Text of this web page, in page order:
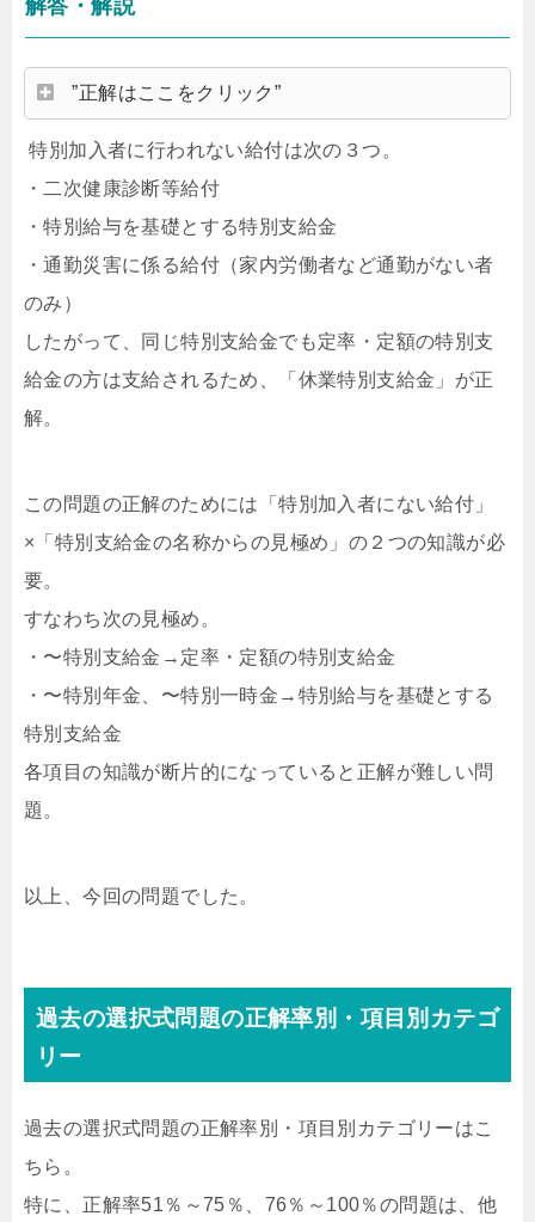
解答・解説
”正解はここをクリック”
特別加入者に行われない給付は次の３つ。
・二次健康診断等給付
・特別給与を基礎とする特別支給金
・通勤災害に係る給付（家内労働者など通勤がない者
のみ）
したがって、同じ特別支給金でも定率・定額の特別支
給金の方は支給されるため、「休業特別支給金」が正
解。
この問題の正解のためには「特別加入者にない給付」
×「特別支給金の名称からの見極め」の２つの知識が必
要。
すなわち次の見極め。
・〜特別支給金→定率・定額の特別支給金
・〜特別年金、〜特別一時金→特別給与を基礎とする
特別支給金
各項目の知識が断片的になっていると正解が難しい問
題。
以上、今回の問題でした。
過去の選択式問題の正解率別・項目別カテゴ
リー
過去の選択式問題の正解率別・項目別カテゴリーはこ
ちら。
特に、正解率51％～75％、76％～100％の問題は、他